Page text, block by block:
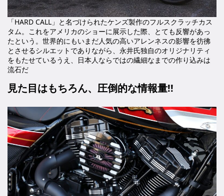
「HARD CALL」と名づけられたケンズ製作のフルスクラッチカス
タム。これをアメリカのショーに展示した際、とても反響があっ
たという。世界的にもいまだ人気の高いアレンネスの影響を彷彿
とさせるシルエットでありながら、永井氏独自のオリジナリティ
をもたせているうえ、日本人ならではの繊細なまでの作り込みは
流石だ
見た目はもちろん、圧倒的な情報量!!